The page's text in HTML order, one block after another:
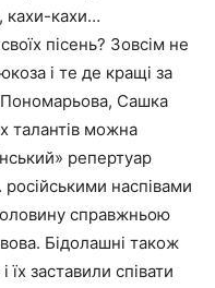
кахи-кахи…
пісень? Зовсім не
і те де кращі за
Сашка
талантів можна
репертуар
наспівами
справжньою
Бідолашні також
заставили співати